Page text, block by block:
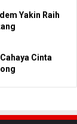
Yakin Raih
Cinta